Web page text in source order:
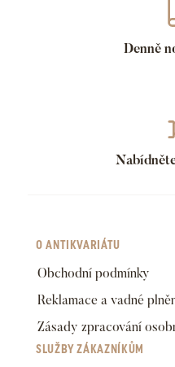
Denně
O ANTIKVARIÁTU
Obchodní podmínky
Reklamace a vadné
Zásady zpracování
SLUŽBY ZÁKAZNÍKŮM